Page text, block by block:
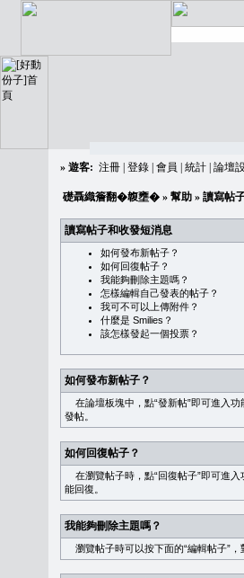
» 遊客: 注冊 登錄 會員 統計 論壇
礎聶織簷翻�䪖壅� » 幫助 » 讀寫帖
讀寫帖子和收發短消息
如何發布新帖子？
如何回復帖子？
我能夠刪除主題嗎？
怎樣編輯自己發表的帖子？
我可不可以上傳附件？
什麼是 Smilies？
該怎樣發起一個投票？
如何發布新帖子？
在論壇板塊中，點“發新帖”即可進入功
發帖。
如何回復帖子？
在瀏覽帖子時，點“回復帖子”即可進入
能回復。
我能夠刪除主題嗎？
瀏覽帖子時可以按下面的“編輯帖子”